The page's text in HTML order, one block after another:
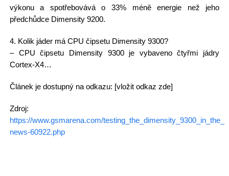
výkonu a spotřebovává o 33% méně energie než jeho
předchůdce Dimensity 9200.
4. Kolik jáder má CPU čipsetu Dimensity 9300?
– CPU čipsetu Dimensity 9300 je vybaveno čtyřmi jádry
Cortex-X4…
Článek je dostupný na odkazu: [vložit odkaz zde]
Zdroj:
https://www.gsmarena.com/
news-60922.php